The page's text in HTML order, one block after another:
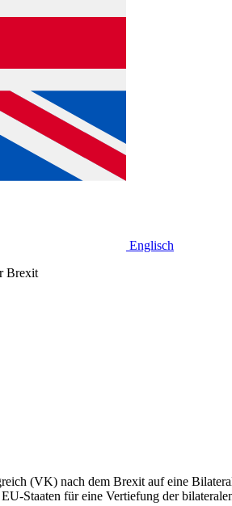
Englisch
Brexit
(VK) nach dem Brexit auf eine
Staaten für eine Vertiefung der